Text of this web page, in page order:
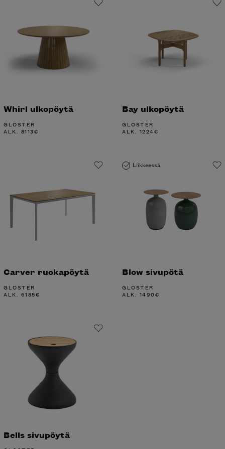
Whirl ulkopöytä
GLOSTER
ALK. 8113€
Bay ulkopöytä
GLOSTER
ALK. 1224€
Carver ruokapöytä
GLOSTER
ALK. 6185€
Liikkeessä
Blow sivupötä
GLOSTER
ALK. 1490€
Bells sivupöytä